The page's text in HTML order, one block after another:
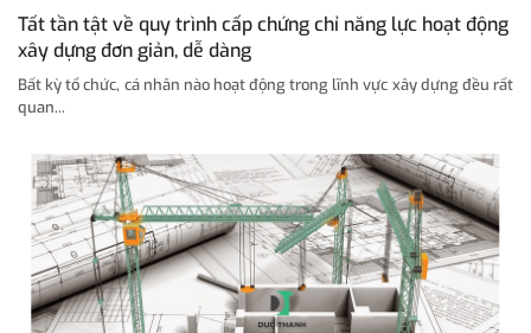
Tất tần tật về quy trình cấp chứng chỉ năng lực hoạt động
xây dựng đơn giản, dễ dàng
Bất kỳ tổ chức, cá nhân nào hoạt động trong lĩnh vực xây dựng đều rất
quan...